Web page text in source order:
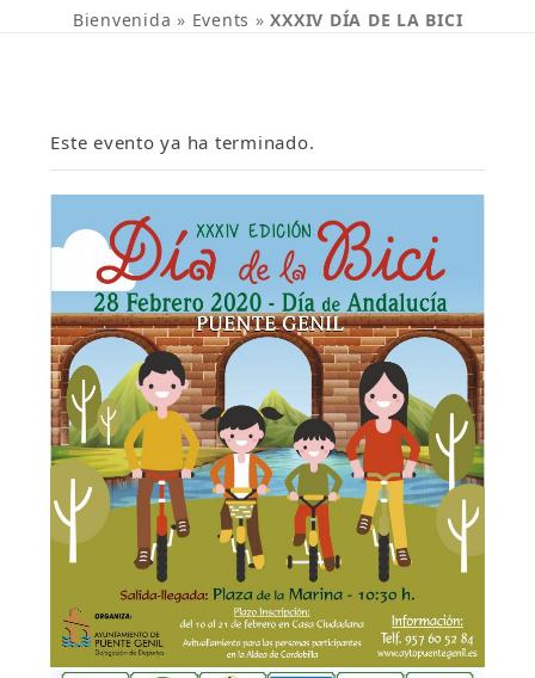
Bienvenida » Events »XXXIV DÍA DE LA BICI
Este evento ya ha terminado.